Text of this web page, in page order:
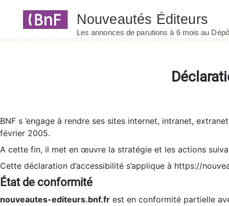
BNF s ’engage à rendre ses sites internet, intranet,
février 2005.
A cette fin, il met en œuvre la stratégie et les actions
Cette déclaration d’accessibilité s’applique à https://
État de conformité
nouveautes-editeurs.bnf.fr est en conformité partielle